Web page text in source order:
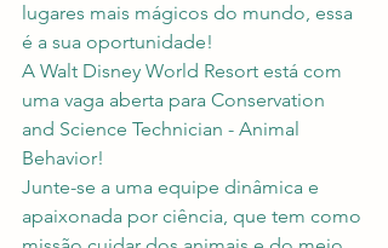
lugares mais mágicos do mundo, essa
é a sua oportunidade!
A Walt Disney World Resort está com
uma vaga aberta para Conservation
and Science Technician - Animal
Behavior!
Junte-se a uma equipe dinâmica e
apaixonada por ciência, que tem como